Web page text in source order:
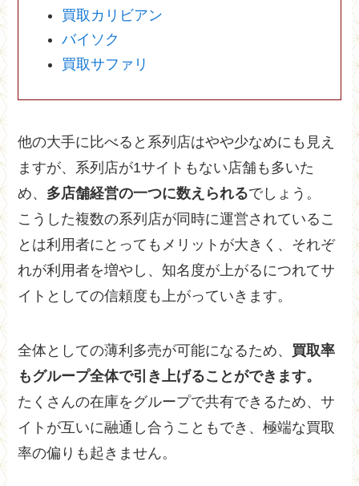
買取カリビアン
バイソク
買取サファリ
他の大手に比べると系列店はやや少なめにも見え
ますが、系列店が1サイトもない店舗も多いた
め、 多店舗経営の一つに数えられるでしょう。
こうした複数の系列店が同時に運営されているこ
とは利用者にとってもメリットが大きく、それぞ
れが利用者を増やし、知名度が上がるにつれてサ
イトとしての信頼度も上がっていきます。
全体としての薄利多売が可能になるため、 買取率
もグループ全体で引き上げることができます。
たくさんの在庫をグループで共有できるため、サ
イトが互いに融通し合うこともでき、極端な買取
率の偏りも起きません。